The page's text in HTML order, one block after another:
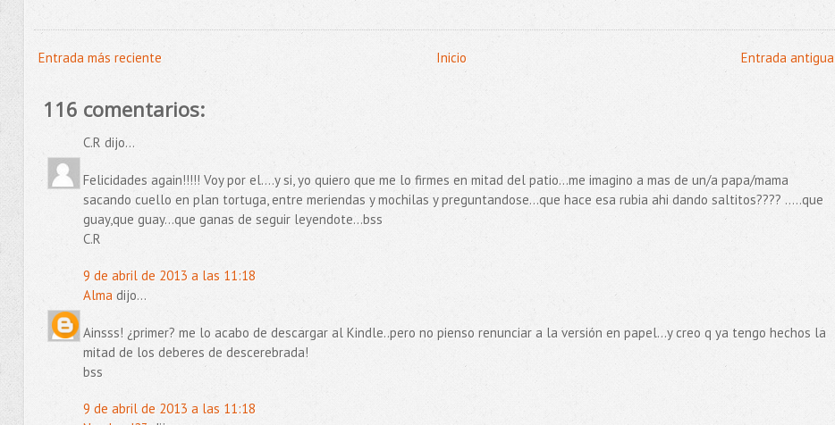
Entrada más reciente Entrada antigua
Inicio
116 comentarios:
C.R dijo...
Felicidades again!!!!! Voy por el....y si, yo quiero que me lo firmes en mitad del patio...me imagino a mas de un/a papa/mama
sacando cuello en plan tortuga, entre meriendas y mochilas y preguntandose...que hace esa rubia ahi dando saltitos???? .....que
guay,que guay...que ganas de seguir leyendote...bss
C.R
9 de abril de 2013 a las 11:18
Almadijo...
Ainsss! ¿primer? me lo acabo de descargar al Kindle..pero no pienso renunciar a la versión en papel...y creo q ya tengo hechos la
mitad de los deberes de descerebrada!
bss
9 de abril de 2013 a las 11:18